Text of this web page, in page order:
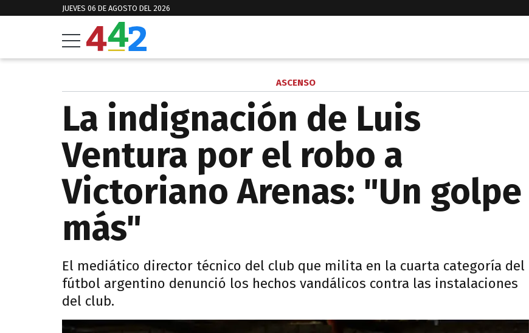
JUEVES 06 DE AGOSTO DEL 2026
ASCENSO
La indignación de Luis
Ventura por el robo a
Victoriano Arenas: "Un golpe
más"
El mediático director técnico del club que milita en la cuarta categoría del
fútbol argentino denunció los hechos vandálicos contra las instalaciones
del club.